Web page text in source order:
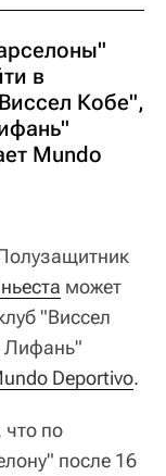
в
Кобе",
Mundo
может
"Виссел
Лифань"
Deportivo.
что по
после 16